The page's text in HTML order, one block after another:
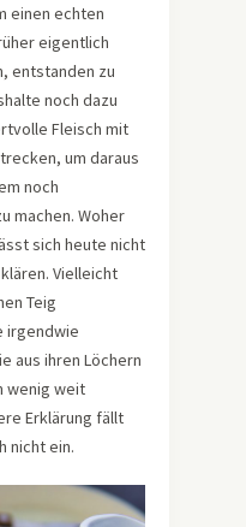
einen echten
eigentlich
entstanden zu
noch dazu
Fleisch mit
um daraus
noch
machen. Woher
sich heute nicht
Vielleicht
Teig
irgendwie
aus ihren Löchern
wenig weit
Erklärung fällt
nicht ein.